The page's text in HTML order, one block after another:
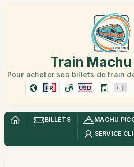
Train
Pour acheter ses billets de train
FR USD
BILLETS MACHU
SERVICE